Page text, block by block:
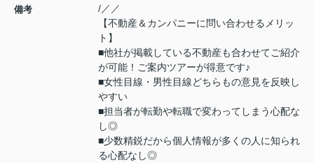
備考
/／／
【不動産＆カンパニーに問い合わせるメリッ
ト】
■他社が掲載している不動産も合わせてご紹介
が可能！ご案内ツアーが得意です♪
■女性目線・男性目線どちらもの意見を反映し
やすい
■担当者が転勤や転職で変わってしまう心配な
し◎
■少数精鋭だから個人情報が多くの人に知られ
る心配なし◎